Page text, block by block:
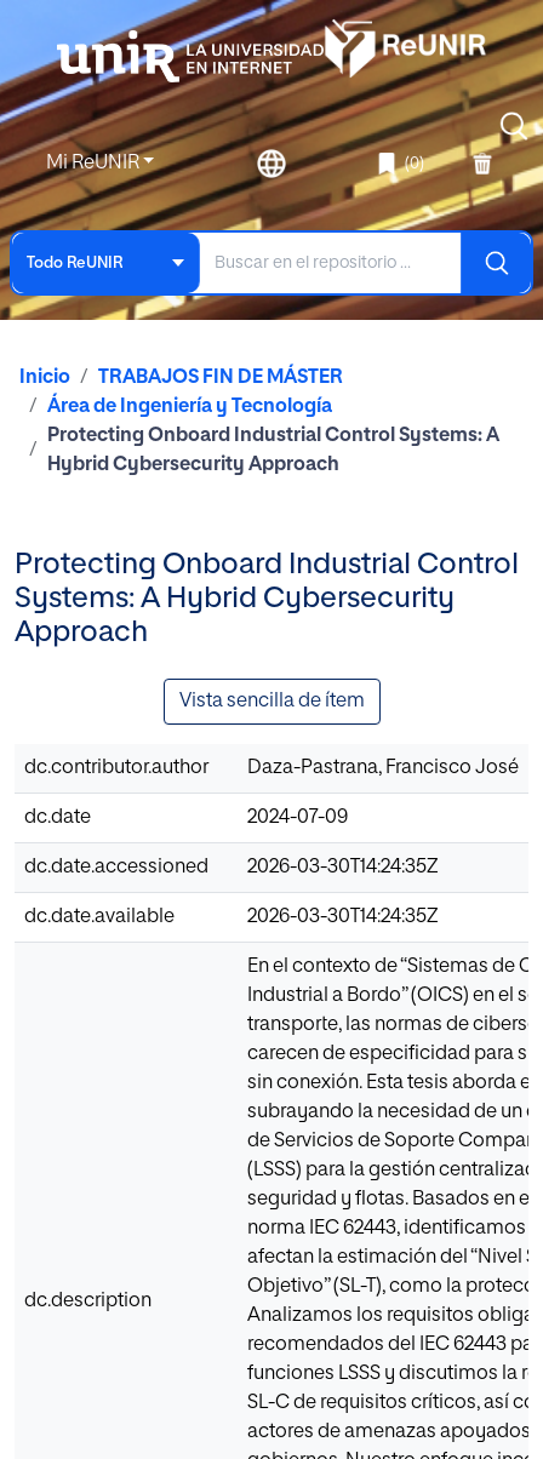
Mi ReUNIR (0)
Todo ReUNIR
Inicio
TRABAJOS FIN DE MÁSTER
Área de Ingeniería y Tecnología
Protecting Onboard Industrial Control Systems: A
Hybrid Cybersecurity Approach
Protecting Onboard Industrial Control
Systems: A Hybrid Cybersecurity
Approach
Vista sencilla de ítem
dc.contributor.author Daza-Pastrana, Francisco José
dc.date 2024-07-09
dc.date.accessioned 2026-03-30T14:24:35Z
dc.date.available 2026-03-30T14:24:35Z
dc.description
En el contexto de “Sistemas de
Industrial a Bordo” (OICS) en el
transporte, las normas de
carecen de especificidad para
sin conexión. Esta tesis aborda
subrayando la necesidad de un
de Servicios de Soporte
(LSSS) para la gestión
seguridad y flotas. Basados en el
norma IEC 62443, identificamos
afectan la estimación del “Nivel
Objetivo” (SL-T), como la
Analizamos los requisitos
recomendados del IEC 62443
funciones LSSS y discutimos la
SL-C de requisitos críticos, así
actores de amenazas apoyados